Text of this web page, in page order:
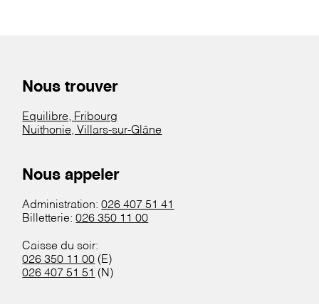
Nous trouver
Equilibre, Fribourg
Nuithonie, Villars-sur-Glâne
Nous appeler
Administration:026 407 51 41
Billetterie:026 350 11 00
Caisse du soir:
026 350 11 00 (E)
026 407 51 51 (N)